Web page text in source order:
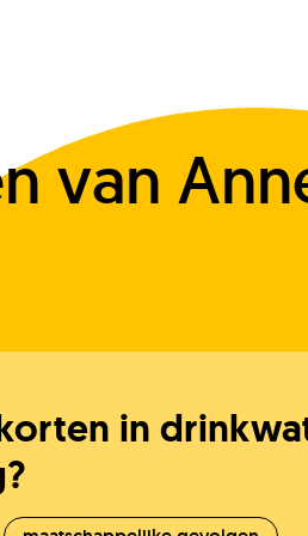
van
in